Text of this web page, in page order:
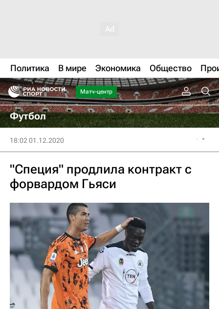
Политика В мире Экономика Общество
Матч-центр
Футбол
18:02 01.12.2020
"Специя" продлила контракт с
форвардом Гьяси